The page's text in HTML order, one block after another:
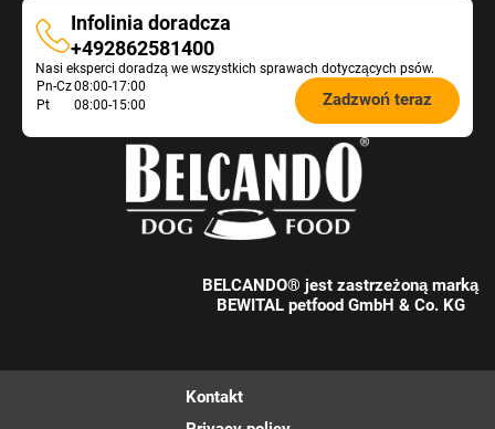
Infolinia doradcza
Infolinia
doradcza
+492862581400
Nasi eksperci doradzą we wszystkich sprawach dotyczących psów.
Öffnungszeiten
Futterberatung:
Pn-Cz08:00-17:00
Pt
08:00-15:00 Zadzwoń teraz
BELCANDO® jest zastrzeżoną marką
BEWITAL petfood GmbH & Co. KG
Kontakt